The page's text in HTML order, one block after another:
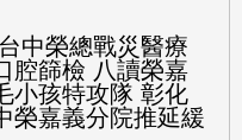
中榮總戰災醫療
腔篩檢 八讀榮嘉
小孩特攻隊 彰化
榮嘉義分院推延緩